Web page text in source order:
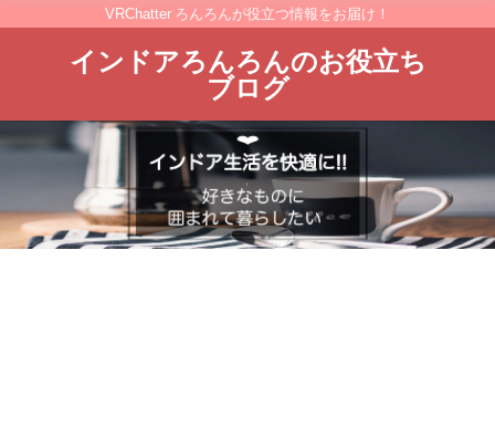
VRChatter ろんろんが役立つ情報をお届け！
インドアろんろんのお役立ち
ブログ